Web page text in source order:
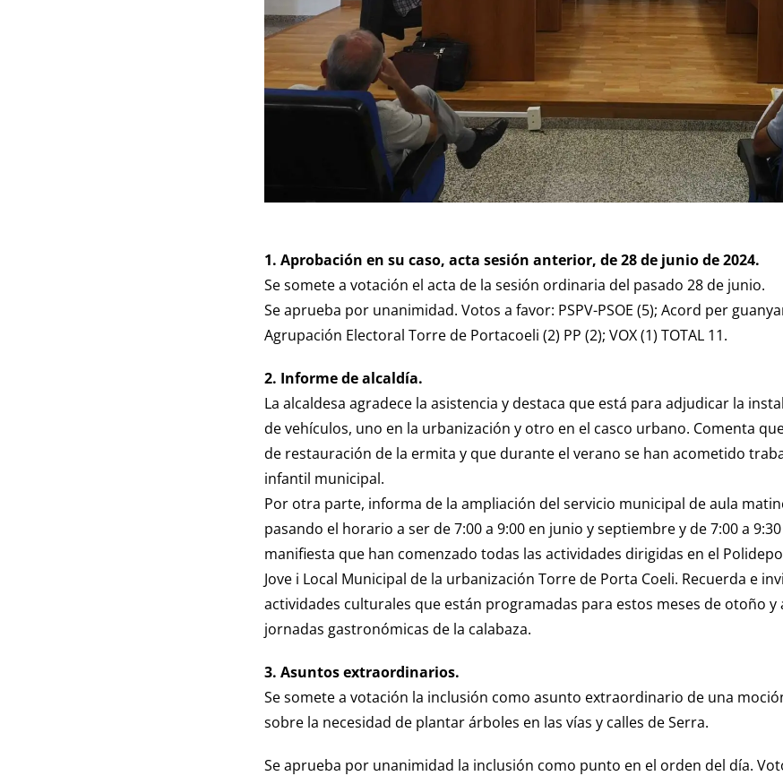
1. Aprobación en su caso, acta sesión anterior, de 28 de junio de 2024.
Se somete a votación el acta de la sesión ordinaria del pasado 28 de junio.
Se aprueba por unanimidad. Votos a favor: PSPV-PSOE (5); Acord per
Agrupación Electoral Torre de Portacoeli (2) PP (2); VOX (1) TOTAL 11.
2. Informe de alcaldía.
La alcaldesa agradece la asistencia y destaca que está para adjudicar la
de vehículos, uno en la urbanización y otro en el casco urbano. Comenta
de restauración de la ermita y que durante el verano se han acometido
infantil municipal.
Por otra parte, informa de la ampliación del servicio municipal de aula
pasando el horario a ser de 7:00 a 9:00 en junio y septiembre y de 7:00 a
manifiesta que han comenzado todas las actividades dirigidas en el
Jove i Local Municipal de la urbanización Torre de Porta Coeli. Recuerda e
actividades culturales que están programadas para estos meses de otoño
jornadas gastronómicas de la calabaza.
3. Asuntos extraordinarios.
Se somete a votación la inclusión como asunto extraordinario de una
sobre la necesidad de plantar árboles en las vías y calles de Serra.
Se aprueba por unanimidad la inclusión como punto en el orden del día.